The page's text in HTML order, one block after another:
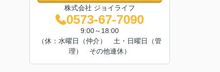
株式会社 ジョイライフ
0573-67-7090
9:00～18:00
（休：水曜日（仲介） 土・日曜日（管
理） その他連休）